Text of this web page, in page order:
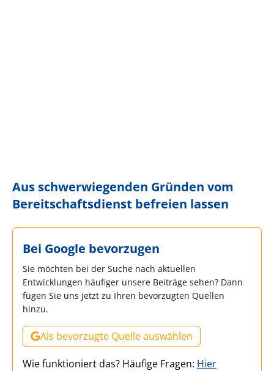
Aus schwerwiegenden Gründen vom
Bereitschaftsdienst befreien lassen
Bei Google bevorzugen
Sie möchten bei der Suche nach aktuellen
Entwicklungen häufiger unsere Beiträge sehen? Dann
fügen Sie uns jetzt zu Ihren bevorzugten Quellen
hinzu.
Als bevorzugte Quelle auswählen
Wie funktioniert das? Häufige Fragen: Hier